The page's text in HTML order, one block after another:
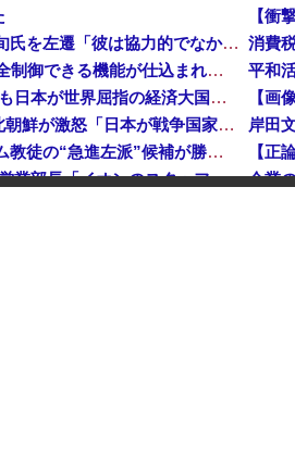
【速報】 高市政権、エース級の財務官僚・一松旬氏を左遷「彼は協力的でなかった」財務省の言いなりではないことが判明
中国製ルーター20機種にバックドア 外部から完全制御できる機能が仕込まれていた
石油もない、鉄もない、国土の7割は山…それでも日本が世界屈指の経済大国になれた「勤勉さ」以外の勝因！
日本が長距離巡航ミサイルの試験発射に成功！北朝鮮が激怒「日本が戦争国家になろうとしている」「絶対に傍観しない、必ず後悔させる」
アメリカ・ミシガン州の民主党予備選挙 イスラム教徒の“急進左派”候補が勝利確実に⋯トランプ氏は批判
日本「熊本地震」ハビタ「従業員2人亡くなる」営業部長「イオンのスタッフに制止されなかった」日本「部長が連絡後の店員行動を証言（謎」イオン「再入館可能の事実ない」→
【衝
平和
【画
【正